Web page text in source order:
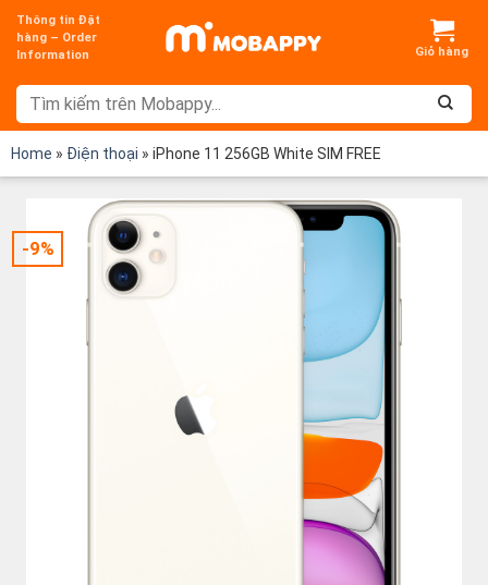
Chuyển
đến
dung
Thông tin Đặt
hàng – Order
Information
Home » Điện thoại » iPhone 11 256GB White SIM FREE
-9%